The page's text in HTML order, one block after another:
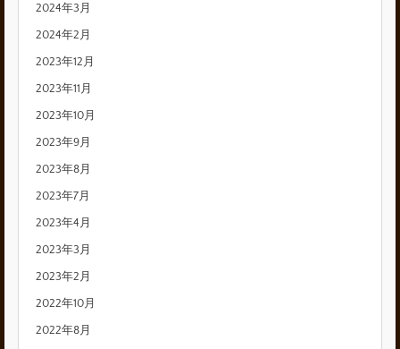
2024年3月
2024年2月
2023年12月
2023年11月
2023年10月
2023年9月
2023年8月
2023年7月
2023年4月
2023年3月
2023年2月
2022年10月
2022年8月